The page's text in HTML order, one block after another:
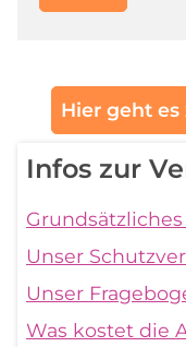
Hier geht
Infos zur
Unser
Unser
Was kostet die